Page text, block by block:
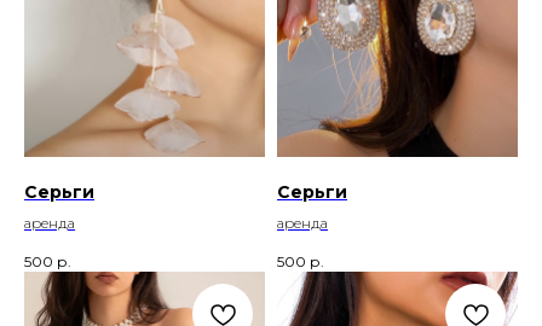
Серьги
аренда
500 р.
Серьги
аренда
500 р.